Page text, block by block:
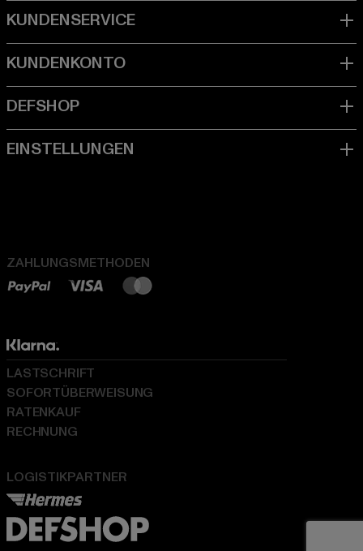
ZAHLUNGSMETHODEN
LOGISTIKPARTNER
LASTSCHRIFT
SOFORTÜBERWEISUNG
RATENKAUF
RECHNUNG